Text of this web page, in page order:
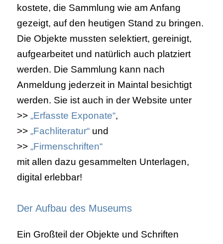
kostete, die Sammlung wie am Anfang
gezeigt, auf den heutigen Stand zu bringen.
Die Objekte mussten selektiert, gereinigt,
aufgearbeitet und natürlich auch platziert
werden. Die Sammlung kann nach
Anmeldung jederzeit in Maintal besichtigt
werden. Sie ist auch in der Website unter
>> „Erfasste Exponate“,
>> „Fachliteratur“und
>> „Firmenschriften“
mit allen dazu gesammelten Unterlagen,
digital erlebbar!
Der Aufbau des Museums
Ein Großteil der Objekte und Schriften